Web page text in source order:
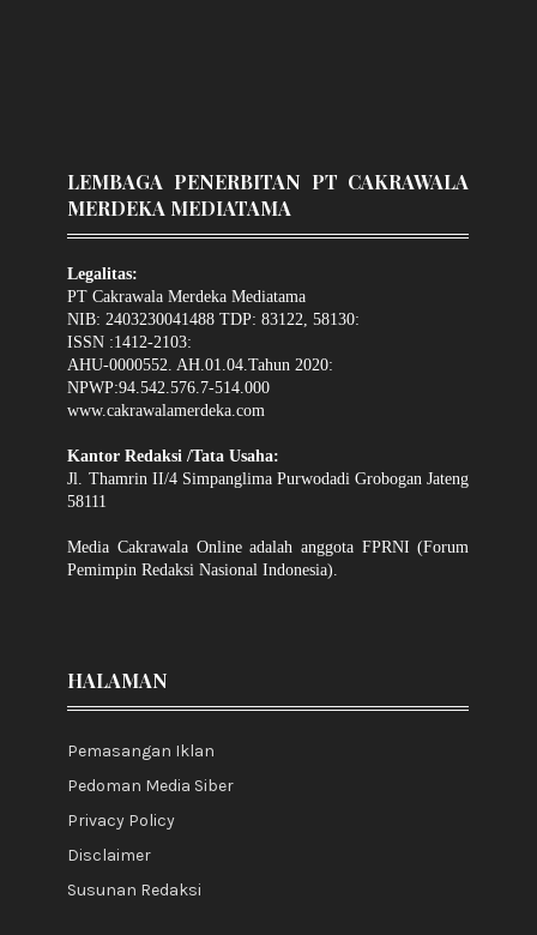
LEMBAGA PENERBITAN PT CAKRAWALA
MERDEKA MEDIATAMA
Legalitas:
PT Cakrawala Merdeka Mediatama
NIB: 2403230041488 TDP: 83122, 58130:
ISSN :1412-2103:
AHU-0000552. AH.01.04.Tahun 2020:
NPWP:94.542.576.7-514.000
www.cakrawalamerdeka.com
Kantor Redaksi /Tata Usaha:
Jl. Thamrin II/4 Simpanglima Purwodadi Grobogan Jateng
58111
Media Cakrawala Online adalah anggota FPRNI (Forum
Pemimpin Redaksi Nasional Indonesia).
HALAMAN
Pemasangan Iklan
Pedoman Media Siber
Privacy Policy
Disclaimer
Susunan Redaksi